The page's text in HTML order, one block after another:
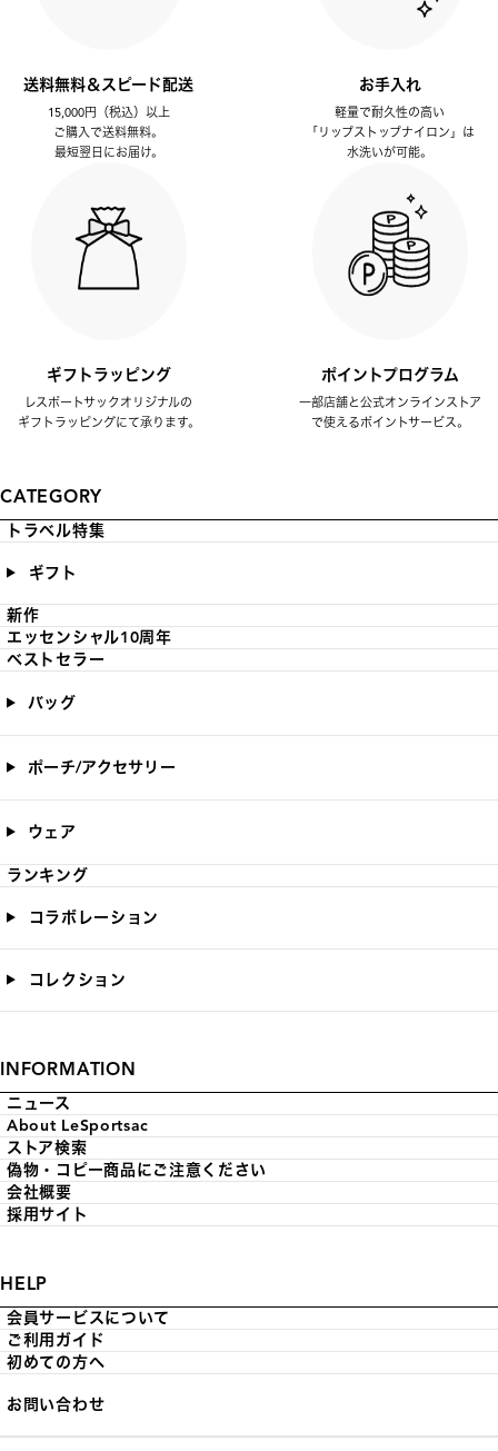
送料無料＆スピード配送
15,000円（税込）以上
ご購入で送料無料。
最短翌日にお届け。
お手入れ
軽量で耐久性の高い
「リップストップナイロン」は
水洗いが可能。
ギフトラッピング
レスポートサックオリジナルの
ギフトラッピングにて承ります。
ポイントプログラム
一部店舗と公式オンラインストア
で使えるポイントサービス。
CATEGORY
トラベル特集
ギフト
新作
エッセンシャル10周年
ベストセラー
バッグ
ポーチ/アクセサリー
ウェア
ランキング
コラボレーション
コレクション
INFORMATION
ニュース
About LeSportsac
ストア検索
偽物・コピー商品にご注意ください
会社概要
採用サイト
HELP
会員サービスについて
ご利用ガイド
初めての方へ
お問い合わせ